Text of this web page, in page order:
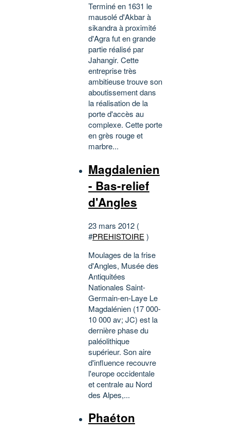
Terminé en 1631 le
mausolé d'Akbar à
sikandra à proximité
d'Agra fut en grande
partie réalisé par
Jahangir. Cette
entreprise très
ambitieuse trouve son
aboutissement dans
la réalisation de la
porte d'accès au
complexe. Cette porte
en grès rouge et
marbre...
Magdalenien
- Bas-relief
d'Angles
23 mars 2012 (
#PREHISTOIRE )
Moulages de la frise
d'Angles, Musée des
Antiquitées
Nationales Saint-
Germain-en-Laye Le
Magdalénien (17 000-
10 000 av; JC) est la
dernière phase du
paléolithique
supérieur. Son aire
d'influence recouvre
l'europe occidentale
et centrale au Nord
des Alpes,...
Phaéton